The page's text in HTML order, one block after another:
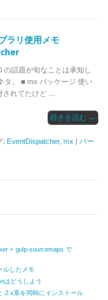
ラリ使用メモ
の話題が旬なことは承知し
タ。 ■ mx パッケージ 使い
されてたけど …
続きを読む →
: EventDispatcher, mx | パー
+ gulp-sourcemaps で
ルしたメモ
はどうしよう
2.x系を同時にインストール